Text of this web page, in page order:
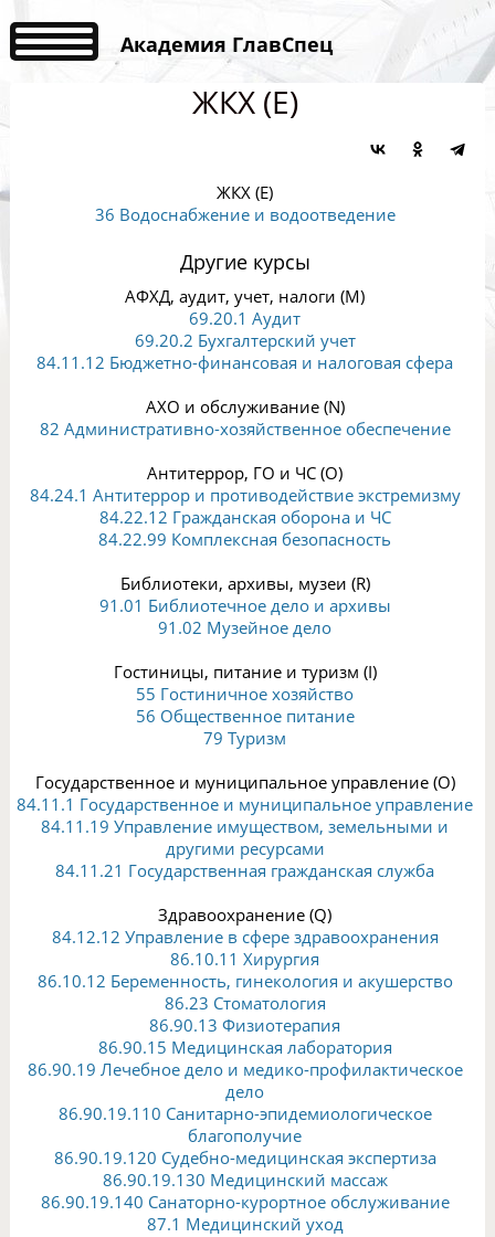
Академия ГлавСпец
ЖКХ (E)
ЖКХ (E)
36 Водоснабжение и водоотведение
Другие курсы
АФХД, аудит, учет, налоги (M)
69.20.1 Аудит
69.20.2 Бухгалтерский учет
84.11.12 Бюджетно-финансовая и налоговая сфера
АХО и обслуживание (N)
82 Административно-хозяйственное обеспечение
Антитеррор, ГО и ЧС (O)
84.24.1 Антитеррор и противодействие экстремизму
84.22.12 Гражданская оборона и ЧС
84.22.99 Комплексная безопасность
Библиотеки, архивы, музеи (R)
91.01 Библиотечное дело и архивы
91.02 Музейное дело
Гостиницы, питание и туризм (I)
55 Гостиничное хозяйство
56 Общественное питание
79 Туризм
Государственное и муниципальное управление (O)
84.11.1 Государственное и муниципальное управление
84.11.19 Управление имуществом, земельными и
другими ресурсами
84.11.21 Государственная гражданская служба
Здравоохранение (Q)
84.12.12 Управление в сфере здравоохранения
86.10.11 Хирургия
86.10.12 Беременность, гинекология и акушерство
86.23 Стоматология
86.90.13 Физиотерапия
86.90.15 Медицинская лаборатория
86.90.19 Лечебное дело и медико-профилактическое
дело
86.90.19.110 Санитарно-эпидемиологическое
благополучие
86.90.19.120 Судебно-медицинская экспертиза
86.90.19.130 Медицинский массаж
86.90.19.140 Санаторно-курортное обслуживание
87.1 Медицинский уход